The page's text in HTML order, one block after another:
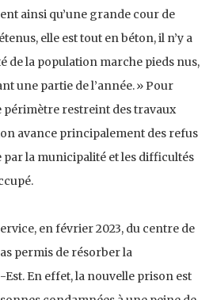
ainsi qu’une grande cour de
elle est tout en béton, il n’y a
de la population marche pieds nus,
une partie de l’année. » Pour
périmètre restreint des travaux
avance principalement des refus
la municipalité et les difficultés
en février 2023, du centre de
permis de résorber la
En effet, la nouvelle prison est